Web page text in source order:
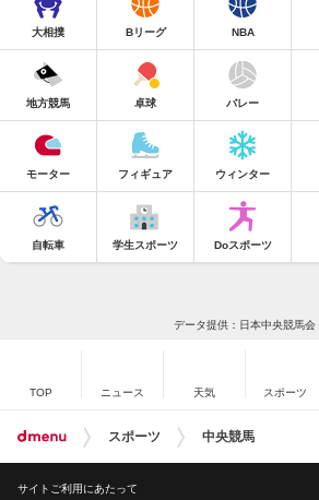
大相撲 Bリーグ NBA
地方競馬 卓球 バレー
モーター フィギュア ウィンター
自転車 学生スポーツ Doスポーツ
データ提供：日本中央競馬会
TOP ニュース 天気 スポーツ
スポーツ 中央競馬
サイトご利用にあたって